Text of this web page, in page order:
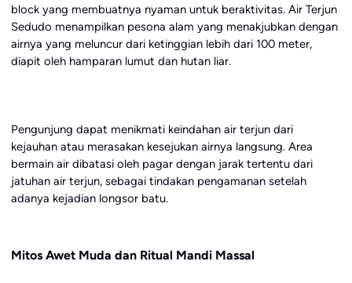
block yang membuatnya nyaman untuk beraktivitas. Air Terjun
Sedudo menampilkan pesona alam yang menakjubkan dengan
airnya yang meluncur dari ketinggian lebih dari 100 meter,
diapit oleh hamparan lumut dan hutan liar.
Pengunjung dapat menikmati keindahan air terjun dari
kejauhan atau merasakan kesejukan airnya langsung. Area
bermain air dibatasi oleh pagar dengan jarak tertentu dari
jatuhan air terjun, sebagai tindakan pengamanan setelah
adanya kejadian longsor batu.
Mitos Awet Muda dan Ritual Mandi Massal